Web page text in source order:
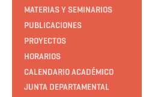
MATERIAS Y SEMINARIOS
PUBLICACIONES
PROYECTOS
HORARIOS
CALENDARIO ACADÉMICO
JUNTA DEPARTAMENTAL